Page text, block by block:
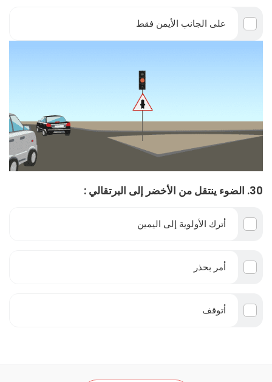
على الجانب الأيمن فقط
30. الضوء ينتقل من الأخضر إلى البرتقالي :
أترك الأولوية إلى اليمين
أمر بحذر
أتوقف